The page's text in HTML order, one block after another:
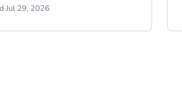
·Jul 29, 2026